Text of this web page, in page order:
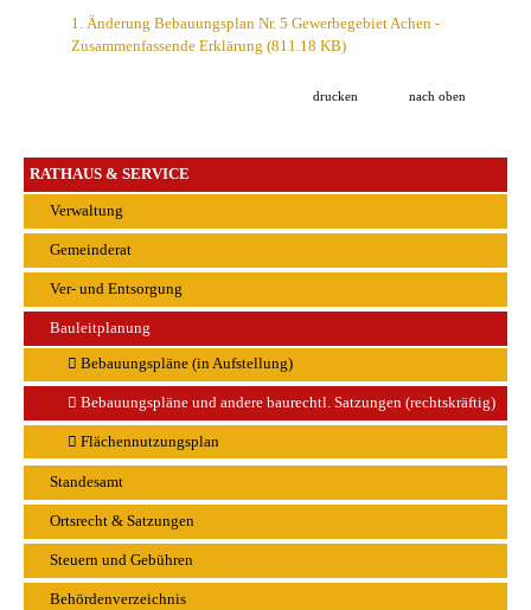
RATHAUS & SERVICE
Verwaltung
Gemeinderat
Ver- und Entsorgung
Bauleitplanung
Bebauungspläne (in Aufstellung)
Bebauungspläne und andere baurechtl. Satzungen (rechtskräftig)
Flächennutzungsplan
Standesamt
Ortsrecht & Satzungen
Steuern und Gebühren
Behördenverzeichnis
1. Änderung Bebauungsplan Nr. 5 Gewerbegebiet Achen -
Zusammenfassende Erklärung (811.18 KB)
drucken nach oben